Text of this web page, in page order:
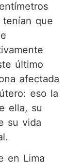
que
último
afectada
eso la
ella, su
su vida
en Lima